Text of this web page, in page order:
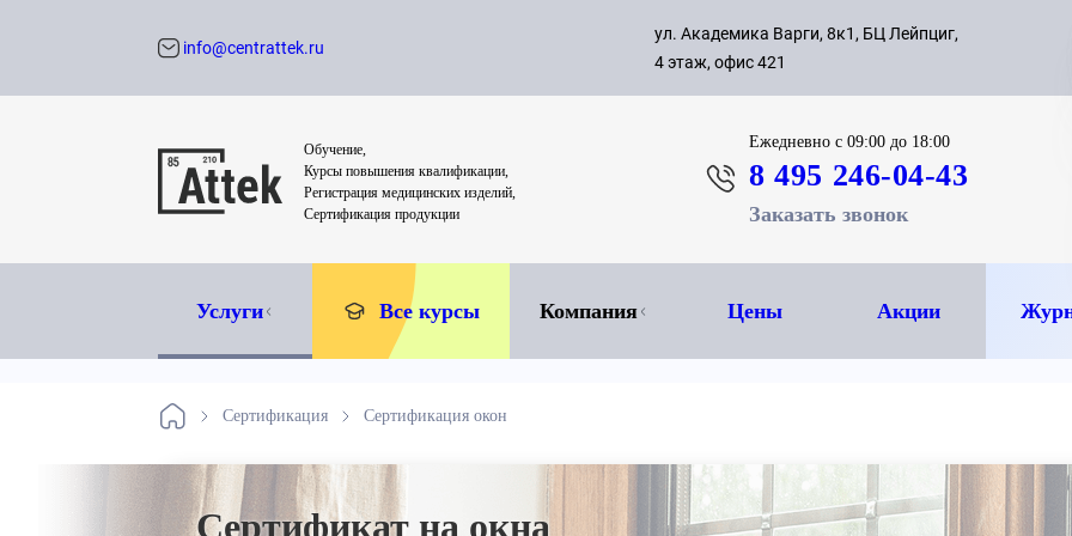
с 09:00
8 495
info@centrattek.ru
ул. Академика Варги, 8к1, БЦ Лейпциг,
4 этаж, офис 421
Обучение,
Курсы повышения квалификации,
Регистрация медицинских изделий,
Сертификация продукции
Ежедневнос 09:00 до 18:00
8 495 246-04-43
Заказать звонок
Услуги Все курсы Компания Цены Акции
Сертификация Сертификация окон
Сертификат на окна